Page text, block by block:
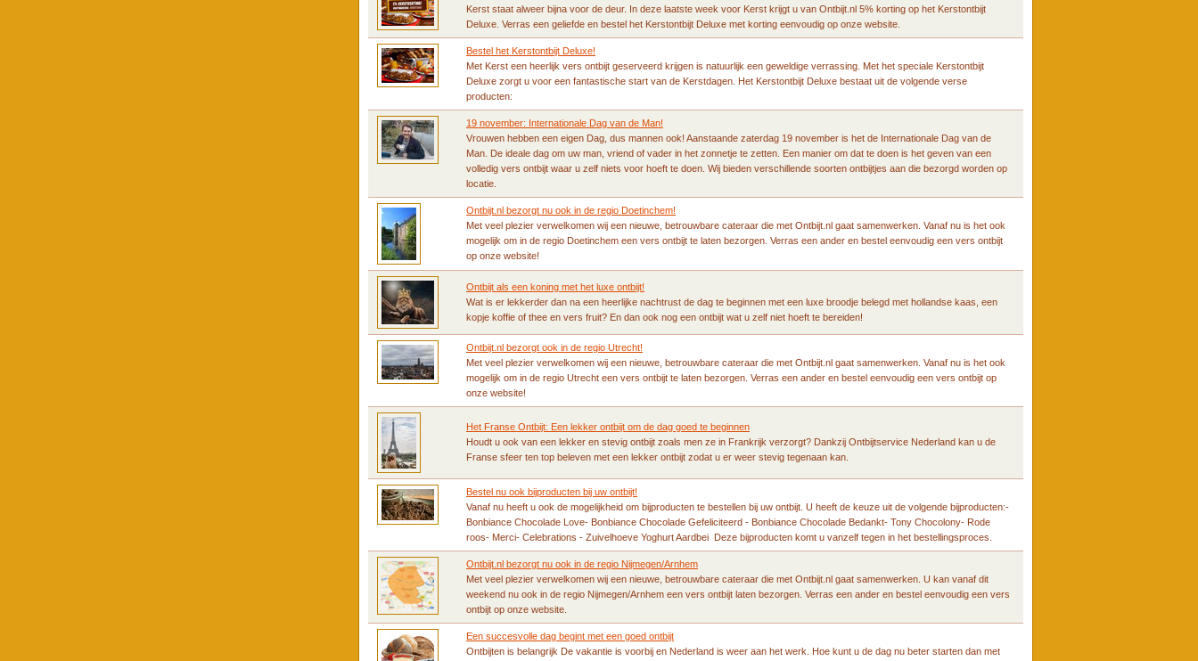
Kerst staat alweer bijna voor de deur. In deze laatste week voor Kerst krijgt u van Ontbijt.nl 5% korting op het Kerstontbijt
Deluxe. Verras een geliefde en bestel het Kerstontbijt Deluxe met korting eenvoudig op onze website.
Bestel het Kerstontbijt Deluxe!
Met Kerst een heerlijk vers ontbijt geserveerd krijgen is natuurlijk een geweldige verrassing. Met het speciale Kerstontbijt
Deluxe zorgt u voor een fantastische start van de Kerstdagen. Het Kerstontbijt Deluxe bestaat uit de volgende verse
producten:
19 november: Internationale Dag van de Man!
Vrouwen hebben een eigen Dag, dus mannen ook! Aanstaande zaterdag 19 november is het de Internationale Dag van de
Man. De ideale dag om uw man, vriend of vader in het zonnetje te zetten. Een manier om dat te doen is het geven van een
volledig vers ontbijt waar u zelf niets voor hoeft te doen. Wij bieden verschillende soorten ontbijtjes aan die bezorgd worden op
locatie.
Ontbijt.nl bezorgt nu ook in de regio Doetinchem!
Met veel plezier verwelkomen wij een nieuwe, betrouwbare cateraar die met Ontbijt.nl gaat samenwerken. Vanaf nu is het ook
mogelijk om in de regio Doetinchem een vers ontbijt te laten bezorgen. Verras een ander en bestel eenvoudig een vers ontbijt
op onze website!
Ontbijt als een koning met het luxe ontbijt!
Wat is er lekkerder dan na een heerlijke nachtrust de dag te beginnen met een luxe broodje belegd met hollandse kaas, een
kopje koffie of thee en vers fruit? En dan ook nog een ontbijt wat u zelf niet hoeft te bereiden!
Ontbijt.nl bezorgt ook in de regio Utrecht!
Met veel plezier verwelkomen wij een nieuwe, betrouwbare cateraar die met Ontbijt.nl gaat samenwerken. Vanaf nu is het ook
mogelijk om in de regio Utrecht een vers ontbijt te laten bezorgen. Verras een ander en bestel eenvoudig een vers ontbijt op
onze website!
Het Franse Ontbijt: Een lekker ontbijt om de dag goed te beginnen
Houdt u ook van een lekker en stevig ontbijt zoals men ze in Frankrijk verzorgt? Dankzij Ontbijtservice Nederland kan u de
Franse sfeer ten top beleven met een lekker ontbijt zodat u er weer stevig tegenaan kan.
Bestel nu ook bijproducten bij uw ontbijt!
Vanaf nu heeft u ook de mogelijkheid om bijproducten te bestellen bij uw ontbijt. U heeft de keuze uit de volgende bijproducten:-
Bonbiance Chocolade Love- Bonbiance Chocolade Gefeliciteerd - Bonbiance Chocolade Bedankt- Tony Chocolony- Rode
roos- Merci- Celebrations - Zuivelhoeve Yoghurt Aardbei Deze bijproducten komt u vanzelf tegen in het bestellingsproces.
Ontbijt.nl bezorgt nu ook in de regio Nijmegen/Arnhem
Met veel plezier verwelkomen wij een nieuwe, betrouwbare cateraar die met Ontbijt.nl gaat samenwerken. U kan vanaf dit
weekend nu ook in de regio Nijmegen/Arnhem een vers ontbijt laten bezorgen. Verras een ander en bestel eenvoudig een vers
ontbijt op onze website.
Een succesvolle dag begint met een goed ontbijt
Ontbijten is belangrijk De vakantie is voorbij en Nederland is weer aan het werk. Hoe kunt u de dag nu beter starten dan met